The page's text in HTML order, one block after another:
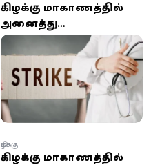
கிழக்கு மாகாணத்தில்
அனைத்து
வைத்தியர்களும்
பணிநிறுத்தத்தில்
கிழக்கு மாகாணத்தில்
கிழக்கு